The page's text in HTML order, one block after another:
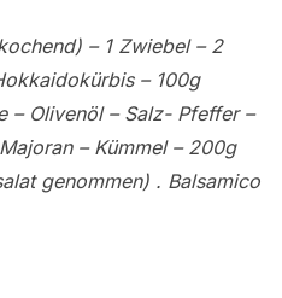
– 1 Zwiebel – 2
– 100g
– Olivenöl – Salz- Pfeffer –
– Kümmel – 200g
genommen) . Balsamico